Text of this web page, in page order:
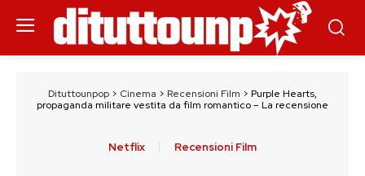
Dituttounpop > Cinema > Recensioni Film > Purple Hearts,
propaganda militare vestita da film romantico – La recensione
Netflix Recensioni Film